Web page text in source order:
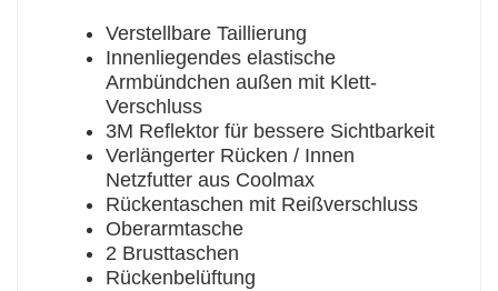
Verstellbare Taillierung
Innenliegendes elastische
Armbündchen außen mit Klett-
Verschluss
3M Reflektor für bessere Sichtbarkeit
Verlängerter Rücken / Innen
Netzfutter aus Coolmax
Rückentaschen mit Reißverschluss
Oberarmtasche
2 Brusttaschen
Rückenbelüftung